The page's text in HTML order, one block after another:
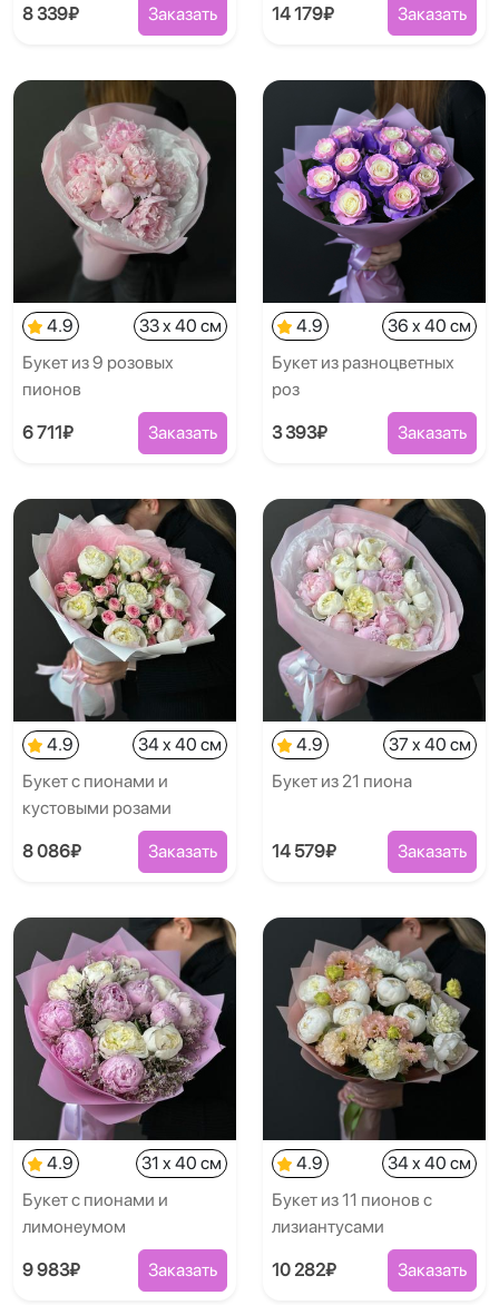
8 339₽ Заказать 14 179₽ Заказать
4.9
33 x 40 см
Букет из 9 розовых
пионов
6 711₽ Заказать
4.9
36 x 40 см
Букет из разноцветных
роз
3 393₽ Заказать
4.9
34 x 40 см
Букет с пионами и
кустовыми розами
8 086₽ Заказать
4.9
37 x 40 см
Букет из 21 пиона
14 579₽ Заказать
4.9
31 x 40 см
Букет с пионами и
лимонеумом
9 983₽ Заказать
4.9
34 x 40 см
Букет из 11 пионов с
лизиантусами
10 282₽ Заказать